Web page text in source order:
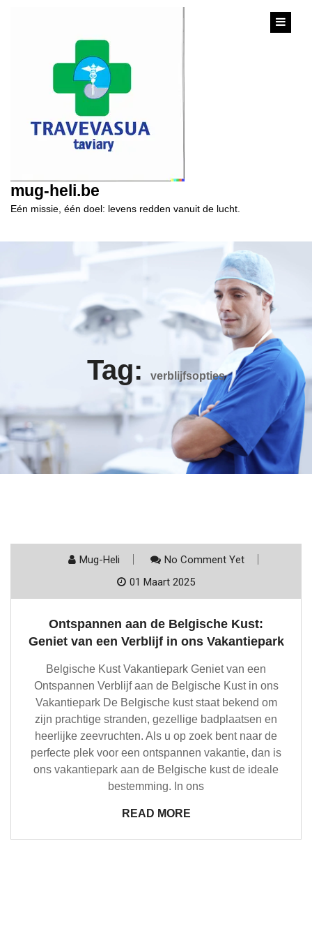
mug-heli.be
Eén missie, één doel: levens redden vanuit de lucht.
Tag: verblijfsopties
Mug-Heli
No Comment Yet
01 Maart 2025
Ontspannen aan de Belgische Kust:
Geniet van een Verblijf in ons Vakantiepark
Belgische Kust Vakantiepark Geniet van een
Ontspannen Verblijf aan de Belgische Kust in ons
Vakantiepark De Belgische kust staat bekend om
zijn prachtige stranden, gezellige badplaatsen en
heerlijke zeevruchten. Als u op zoek bent naar de
perfecte plek voor een ontspannen vakantie, dan is
ons vakantiepark aan de Belgische kust de ideale
bestemming. In ons
READ MORE